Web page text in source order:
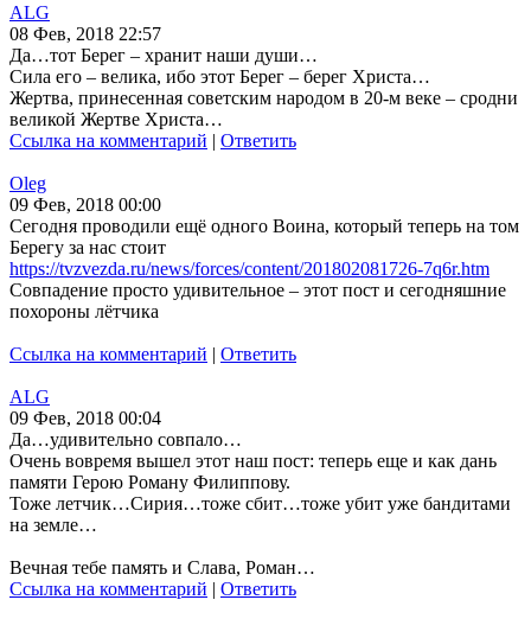
ALG
08 Фев, 2018 22:57
Да…тот Берег – хранит наши души…
Сила его – велика, ибо этот Берег – берег Христа…
Жертва, принесенная советским народом в 20-м веке – сродни
великой Жертве Христа…
Ссылка на комментарий | Ответить
Oleg
09 Фев, 2018 00:00
Сегодня проводили ещё одного Воина, который теперь на том
Берегу за нас стоит
https://tvzvezda.ru/news/forces/content/201802081726-7q6r.htm
Совпадение просто удивительное – этот пост и сегодняшние
похороны лётчика
Ссылка на комментарий | Ответить
ALG
09 Фев, 2018 00:04
Да…удивительно совпало…
Очень вовремя вышел этот наш пост: теперь еще и как дань
памяти Герою Роману Филиппову.
Тоже летчик…Сирия…тоже сбит…тоже убит уже бандитами
на земле…
Вечная тебе память и Слава, Роман…
Ссылка на комментарий | Ответить